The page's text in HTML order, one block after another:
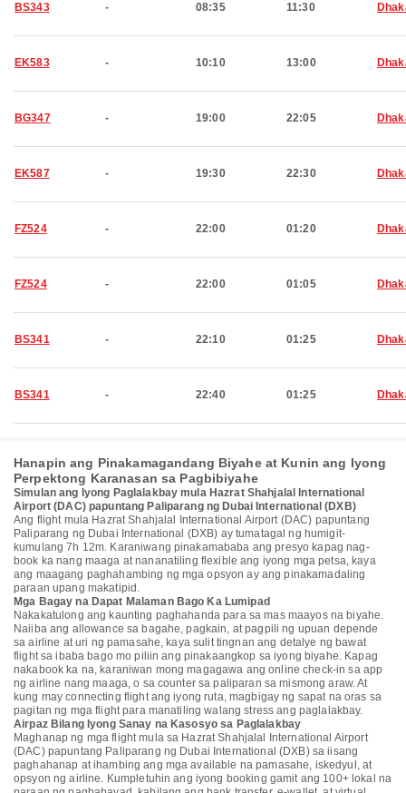
BS343 - 08:35 11:30
EK583 - 10:10 13:00
BG347 - 19:00 22:05
EK587 - 19:30 22:30
FZ524 - 22:00 01:20
FZ524 - 22:00 01:05
BS341 - 22:10 01:25
BS341 - 22:40 01:25
Hanapin ang Pinakamagandang Biyahe at Kunin ang Iyong
Perpektong Karanasan sa Pagbibiyahe
Simulan ang Iyong Paglalakbay mula Hazrat Shahjalal International
Airport (DAC) papuntang Paliparang ng Dubai International (DXB)
Ang flight mula Hazrat Shahjalal International Airport (DAC) papuntang
Paliparang ng Dubai International (DXB) ay tumatagal ng humigit-
kumulang 7h 12m. Karaniwang pinakamababa ang presyo kapag nag-
book ka nang maaga at nananatiling flexible ang iyong mga petsa, kaya
ang maagang paghahambing ng mga opsyon ay ang pinakamadaling
paraan upang makatipid.
Mga Bagay na Dapat Malaman Bago Ka Lumipad
Nakakatulong ang kaunting paghahanda para sa mas maayos na biyahe.
Naiiba ang allowance sa bagahe, pagkain, at pagpili ng upuan depende
sa airline at uri ng pamasahe, kaya sulit tingnan ang detalye ng bawat
flight sa ibaba bago mo piliin ang pinakaangkop sa iyong biyahe. Kapag
nakabook ka na, karaniwan mong magagawa ang online check-in sa app
ng airline nang maaga, o sa counter sa paliparan sa mismong araw. At
kung may connecting flight ang iyong ruta, magbigay ng sapat na oras sa
pagitan ng mga flight para manatiling walang stress ang paglalakbay.
Airpaz Bilang Iyong Sanay na Kasosyo sa Paglalakbay
Maghanap ng mga flight mula sa Hazrat Shahjalal International Airport
(DAC) papuntang Paliparang ng Dubai International (DXB) sa iisang
paghahanap at ihambing ang mga available na pamasahe, iskedyul, at
opsyon ng airline. Kumpletuhin ang iyong booking gamit ang 100+ lokal na